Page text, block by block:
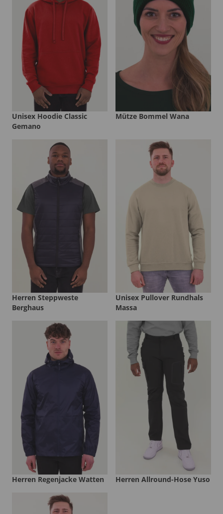
Unisex Hoodie Classic
Gemano
Mütze Bommel Wana
Herren Steppweste
Berghaus
Unisex Pullover Rundhals
Massa
Herren Regenjacke Watten Herren Allround-Hose Yuso